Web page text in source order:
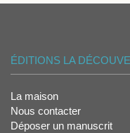
ÉDITIONS LA
La maison
Nous contacter
Déposer un manuscrit